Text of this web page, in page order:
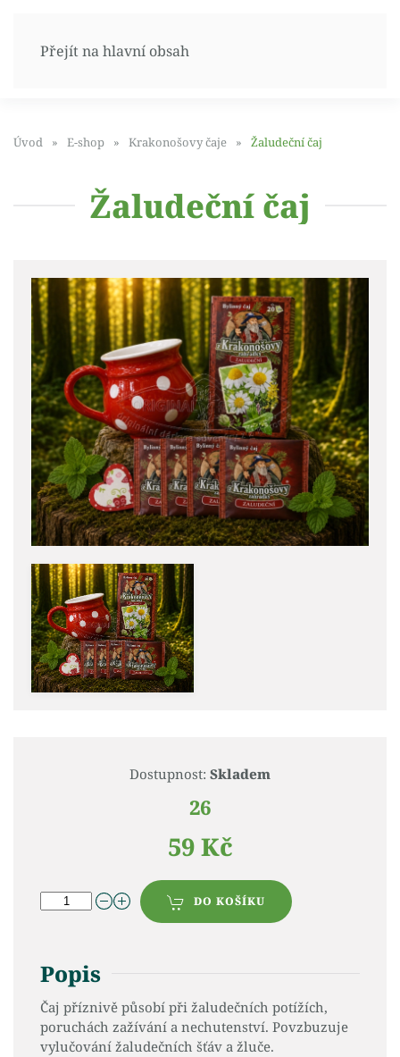
Přejít na hlavní obsah
Úvod E-shop Krakonošovy čaje Žaludeční čaj
Žaludeční čaj
Dostupnost: Skladem
26
59 Kč
DO KOŠÍKU
Popis
Čaj příznivě působí při žaludečních potížích,
poruchách zažívání a nechutenství. Povzbuzuje
vylučování žaludečních šťáv a žluče.